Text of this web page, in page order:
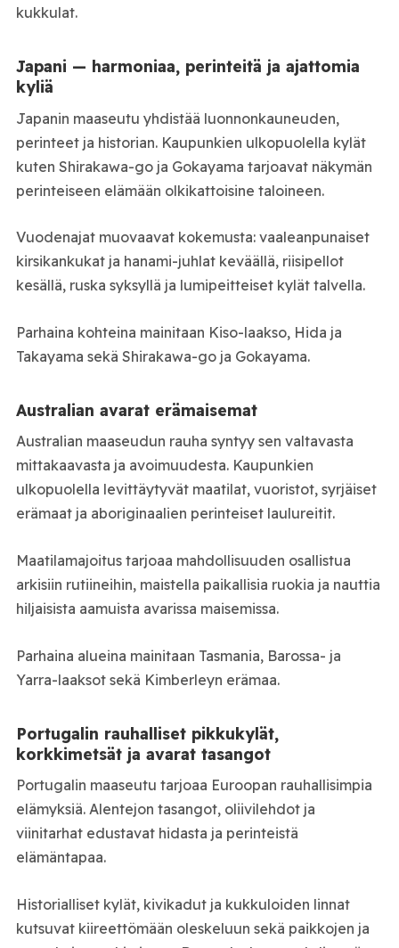
kukkulat.
Japani — harmoniaa, perinteitä ja ajattomia
kyliä
Japanin maaseutu yhdistää luonnonkauneuden,
perinteet ja historian. Kaupunkien ulkopuolella kylät
kuten Shirakawa-go ja Gokayama tarjoavat näkymän
perinteiseen elämään olkikattoisine taloineen.
Vuodenajat muovaavat kokemusta: vaaleanpunaiset
kirsikankukat ja hanami-juhlat keväällä, riisipellot
kesällä, ruska syksyllä ja lumipeitteiset kylät talvella.
Parhaina kohteina mainitaan Kiso-laakso, Hida ja
Takayama sekä Shirakawa-go ja Gokayama.
Australian avarat erämaisemat
Australian maaseudun rauha syntyy sen valtavasta
mittakaavasta ja avoimuudesta. Kaupunkien
ulkopuolella levittäytyvät maatilat, vuoristot, syrjäiset
erämaat ja aboriginaalien perinteiset laulureitit.
Maatilamajoitus tarjoaa mahdollisuuden osallistua
arkisiin rutiineihin, maistella paikallisia ruokia ja nauttia
hiljaisista aamuista avarissa maisemissa.
Parhaina alueina mainitaan Tasmania, Barossa- ja
Yarra-laaksot sekä Kimberleyn erämaa.
Portugalin rauhalliset pikkukylät,
korkkimetsät ja avarat tasangot
Portugalin maaseutu tarjoaa Euroopan rauhallisimpia
elämyksiä. Alentejon tasangot, oliivilehdot ja
viinitarhat edustavat hidasta ja perinteistä
elämäntapaa.
Historialliset kylät, kivikadut ja kukkuloiden linnat
kutsuvat kiireettömään oleskeluun sekä paikkojen ja